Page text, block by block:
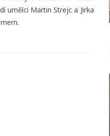
umělci Martin Strejc a Jirka